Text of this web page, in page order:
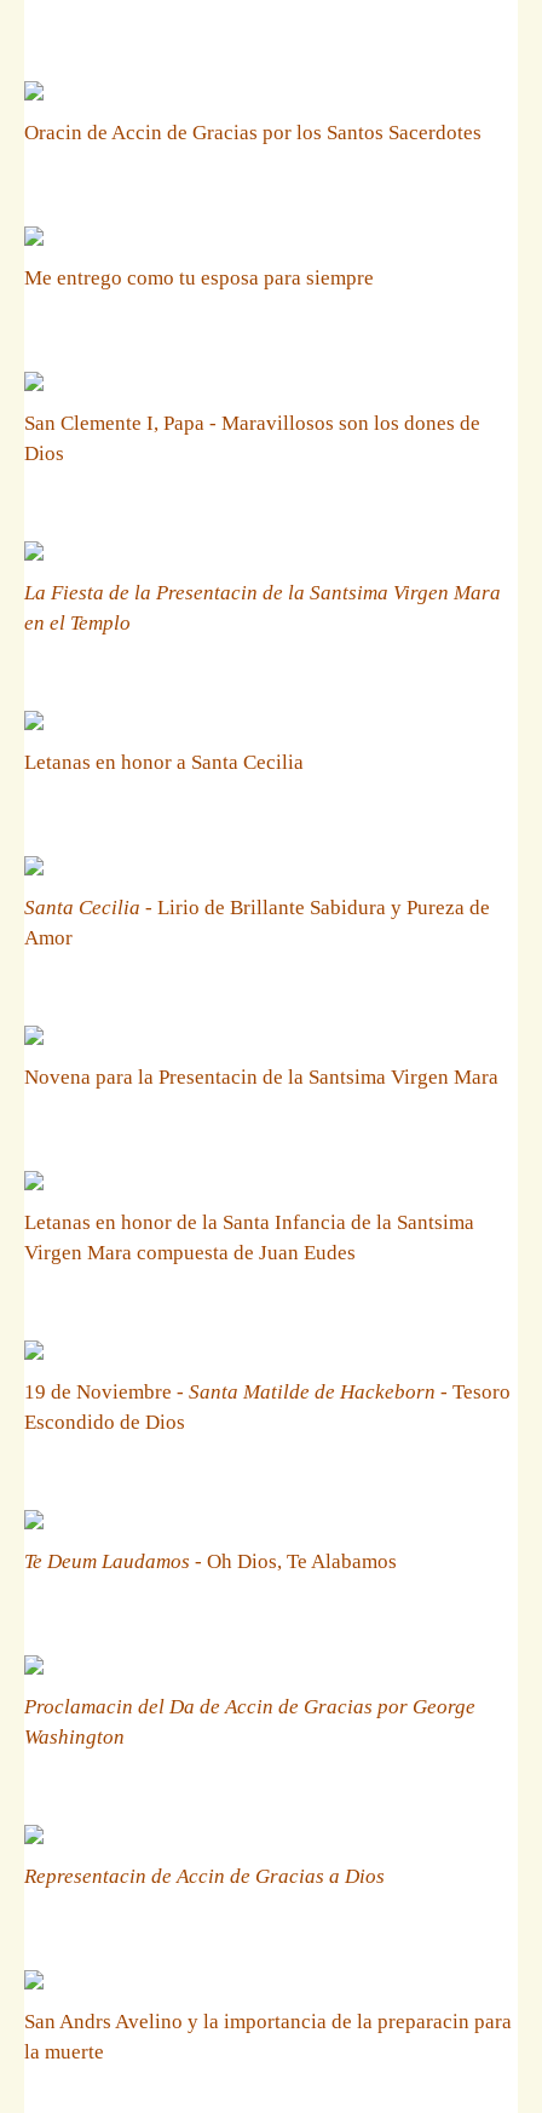
Oracin de Accin de Gracias por los Santos Sacerdotes
Me entrego como tu esposa para siempre
San Clemente I, Papa - Maravillosos son los dones de
Dios
La Fiesta de la Presentacin de la Santsima Virgen Mara
en el Templo
Letanas en honor a Santa Cecilia
Santa Cecilia - Lirio de Brillante Sabidura y Pureza de
Amor
Novena para la Presentacin de la Santsima Virgen Mara
Letanas en honor de la Santa Infancia de la Santsima
Virgen Mara compuesta de Juan Eudes
19 de Noviembre - Santa Matilde de Hackeborn - Tesoro
Escondido de Dios
Te Deum Laudamos - Oh Dios, Te Alabamos
Proclamacin del Da de Accin de Gracias por George
Washington
Representacin de Accin de Gracias a Dios
San Andrs Avelino y la importancia de la preparacin para
la muerte